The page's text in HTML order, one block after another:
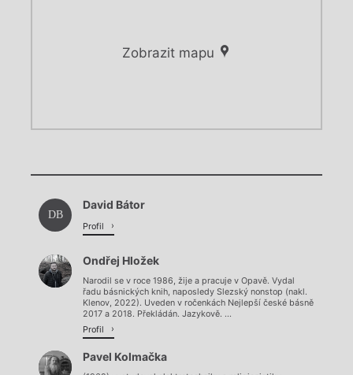
Zobrazit mapu
Chviličku.
DB
David Bátor
Profil
Ondřej Hložek
Narodil se v roce 1986, žije a pracuje v Opavě. Vydal
řadu básnických knih, naposledy Slezský nonstop (nakl.
Klenov, 2022). Uveden v ročenkách Nejlepší české básně
2017 a 2018. Překládán. Jazykově. ...
Profil
Pavel Kolmačka